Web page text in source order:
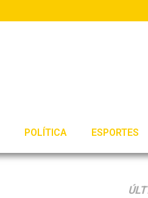
POLÍTICA ESPORTES